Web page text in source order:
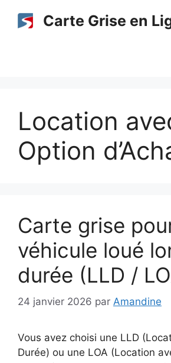
Carte Grise en
Location
Option
Carte grise
véhicule loué
durée (LLD /
24 janvier 2026 par Amandine
Vous avez choisi une LLD
Durée) ou une LOA (Location